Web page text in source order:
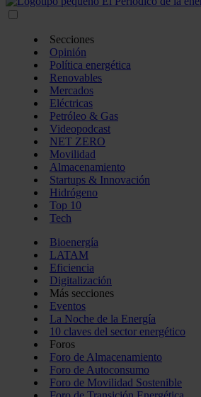
Secciones
Opinión
Política energética
Renovables
Mercados
Eléctricas
Petróleo & Gas
Videopodcast
NET ZERO
Movilidad
Almacenamiento
Startups & Innovación
Hidrógeno
Top 10
Tech
Bioenergía
LATAM
Eficiencia
Digitalización
Más secciones
Eventos
La Noche de la Energía
10 claves del sector energético
Foros
Foro de Almacenamiento
Foro de Autoconsumo
Foro de Movilidad Sostenible